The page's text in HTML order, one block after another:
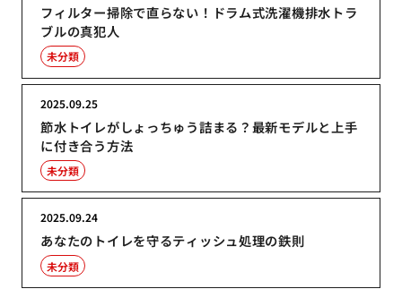
フィルター掃除で直らない！ドラム式洗濯機排水トラ
ブルの真犯人
未分類
節水トイレがしょっちゅう詰まる？最新モデルと上手
に付き合う方法
2025.09.25
未分類
あなたのトイレを守るティッシュ処理の鉄則
2025.09.24
未分類